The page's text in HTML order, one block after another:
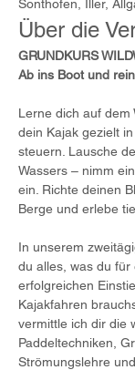
Sonthofen, Iller,
Über die
GRUNDKURS
Ab ins Boot und
Lerne dich auf dem
dein Kajak gezielt
steuern. Lausche
Wassers – nimm
ein. Richte deinen
Berge und erlebe
In unserem
du alles, was du für
erfolgreichen
Kajakfahren
vermittle ich dir die
Paddeltechniken,
Strömungslehre